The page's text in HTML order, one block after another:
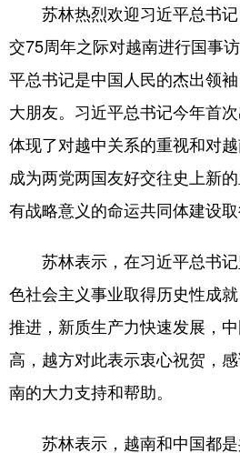
苏林热烈欢迎习近平总书记
交75周年之际对越南进行国事
平总书记是中国人民的杰出领
大朋友。习近平总书记今年首
体现了对越中关系的重视和对
成为两党两国友好交往史上新
有战略意义的命运共同体建设取
苏林表示，在习近平总书记
色社会主义事业取得历史性成
推进，新质生产力快速发展，
高，越方对此表示衷心祝贺，
南的大力支持和帮助。
苏林表示，越南和中国都是